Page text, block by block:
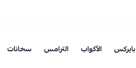
بايركس الأكواب الترامس
سخانات